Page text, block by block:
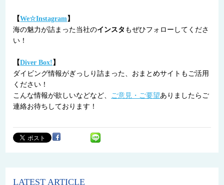
【We☆Instagram 】
海の魅力が詰まった当社のインスタ もぜひフォローしてくださ
い！
【Diver Box! 】
ダイビング情報がぎっしり詰まった、おまとめサイトもご活用
ください！
こんな情報が欲しいなどなど、
ご意見・ご要望ありましたらご
連絡お待ちしております！
LATEST ARTICLE